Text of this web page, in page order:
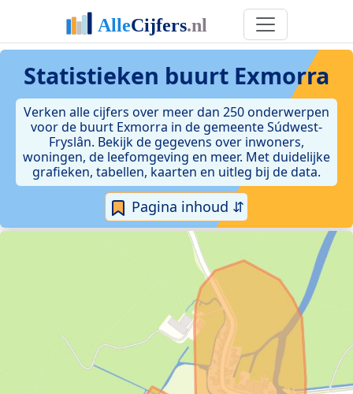
Statistieken buurt Exmorra
Verken alle cijfers over meer dan 250 onderwerpen
voor de buurt Exmorra in de gemeente Súdwest-
Fryslân. Bekijk de gegevens over inwoners,
woningen, de leefomgeving en meer. Met duidelijke
grafieken, tabellen, kaarten en uitleg bij de data.
Pagina inhoud ⇵